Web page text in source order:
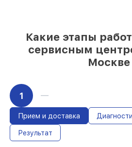
Какие этапы
сервисным
Москве
1
Прием и доставка
Результат